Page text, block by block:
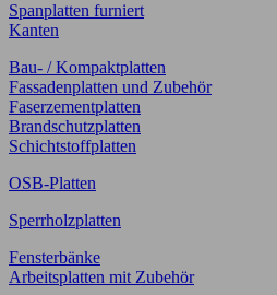
Spanplatten furniert
Kanten
Bau- / Kompaktplatten
Fassadenplatten und Zubehör
Faserzementplatten
Brandschutzplatten
Schichtstoffplatten
OSB-Platten
Sperrholzplatten
Fensterbänke
Arbeitsplatten mit Zubehör